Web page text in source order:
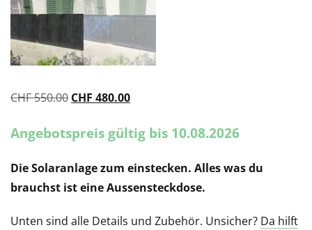
CHF550.00 Ursprünglicher
war:
CHF 480.00
ist:
Angebotspreis gültig bis 10.08.2026
Die Solaranlage zum einstecken. Alles was du
brauchst ist eine Aussensteckdose.
Unten sind alle Details und Zubehör. Unsicher? Da hilft